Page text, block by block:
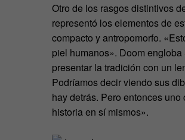
Otro de los rasgos distintivos
representó los elementos de
compacto y antropomorfo.
piel humanos». Doom engloba
presentar la tradición con un
Podríamos decir viendo sus
hay detrás. Pero entonces
historia en sí mismos».